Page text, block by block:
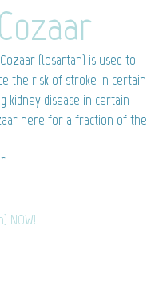
(losartan) is used to
the risk of stroke in certain
disease in certain
here for a fraction of the
NOW!